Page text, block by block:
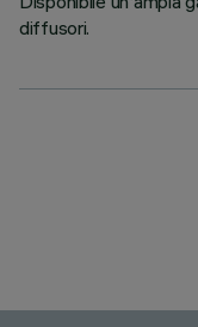
diffusori.